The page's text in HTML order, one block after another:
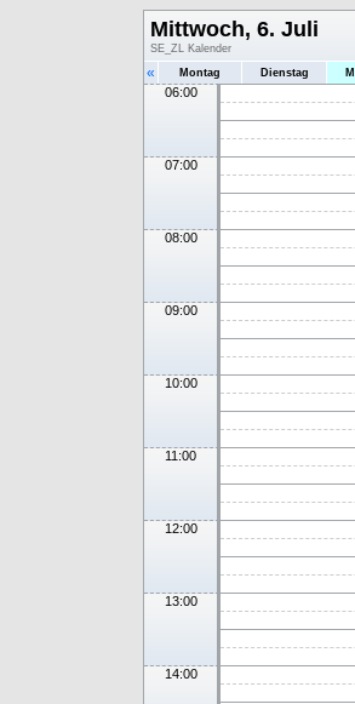
Mittwoch, 6. Juli
SE_ZL Kalender
« Montag Dienstag
06:00
07:00
08:00
09:00
10:00
11:00
12:00
13:00
14:00